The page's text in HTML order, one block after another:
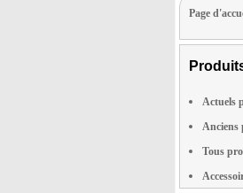
Page
Actuels
Anciens
Tous